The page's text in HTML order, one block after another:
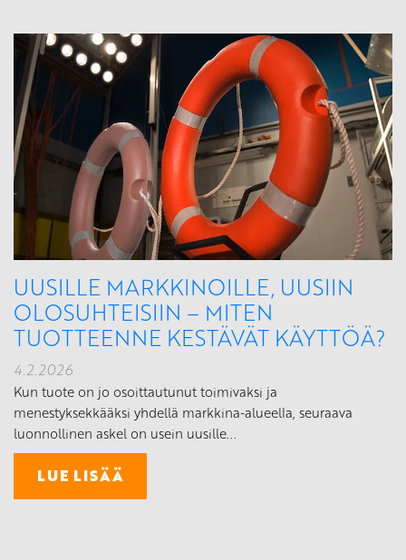
UUSILLE MARKKINOILLE, UUSIIN
OLOSUHTEISIIN – MITEN
TUOTTEENNE KESTÄVÄT KÄYTTÖÄ?
4.2.2026
Kun tuote on jo osoittautunut toimivaksi ja
menestyksekkääksi yhdellä markkina-alueella, seuraava
luonnollinen askel on usein uusille...
LUE LISÄÄ